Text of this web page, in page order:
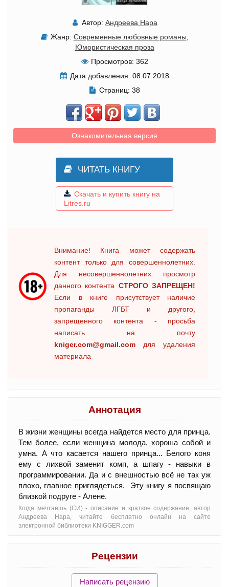
Автор: Андреева Нара
Жанр: Современные любовные романы,
Юмористическая проза
Просмотров: 362
Дата добавления: 08.07.2018
Страниц: 38
Ознакомительная версия
ЧИТАТЬ КНИГУ
Скачать и купить книгу на
Litres.ru
Внимание! Книга может содержать
контент только для совершеннолетних.
Для несовершеннолетних просмотр
данного контента СТРОГО ЗАПРЕЩЕН!
Если в книге присутствует наличие
пропаганды ЛГБТ и другого,
запрещенного контента - просьба
написать на почту
kniger.com@gmail.com для удаления
материала
Аннотация
В жизни женщины всегда найдется место для принца.
Тем более, если женщина молода, хороша собой и
умна. А что касается нашего принца... Белого коня
ему с лихвой заменит комп, а шпагу - навыки в
программировании. Да и с внешностью всё не так уж
плохо, главное приглядеться. Эту книгу я посвящаю
близкой подруге - Алене.
Когда мечтаешь (СИ) - oписание и краткое содержание, автор
Андреева Нара, читайте бесплатно онлайн на сайте
электронной библиотеки KNIGGER.com
Рецензии
Написать рецензию